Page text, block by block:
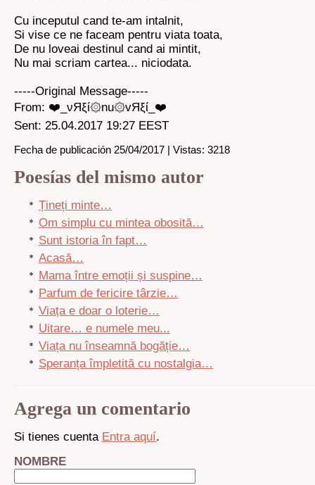
Cu inceputul cand te-am intalnit,
Si vise ce ne faceam pentru viata toata,
De nu loveai destinul cand ai mintit,
Nu mai scriam cartea... niciodata.
-----Original Message-----
From: ❤️_νЯξί۞nu۞vЯξί_❤️
Sent: 25.04.2017 19:27 EEST
Fecha de publicación 25/04/2017 | Vistas: 3218
Poesías del mismo autor
Țineți minte…
Om simplu cu mintea obosită…
Sunt istoria în fapt…
Acasă…
Mama între emoții și suspine…
Parfum de fericire târzie…
Viața e doar o loterie…
Uitare… e numele meu...
Viața nu înseamnă bogăție…
Speranța împletită cu nostalgia…
Agrega un comentario
Si tienes cuenta Entra aquí.
NOMBRE